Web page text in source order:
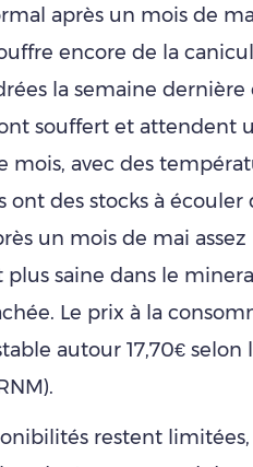
après un mois de
encore de la
la semaine dernière
souffert et attendent
mois, avec des
ont des stocks à écouler
un mois de mai assez
saine dans le
Le prix à la
autour 17,70€ selon
restent limitées,